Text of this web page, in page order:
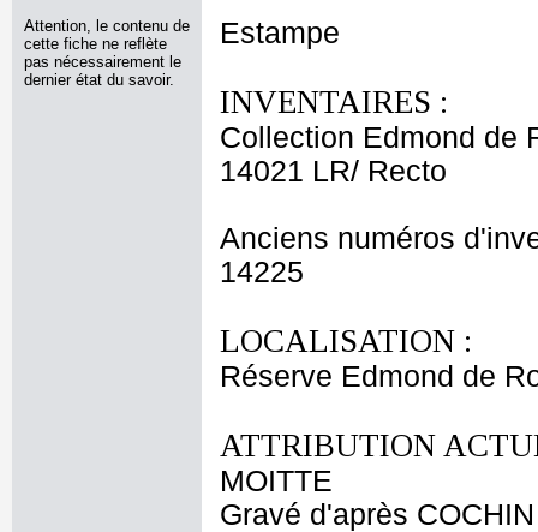
Attention, le contenu de
cette fiche ne reflète
pas nécessairement le
dernier état du savoir.
Estampe
INVENTAIRES :
Collection Edmond de
14021 LR/ Recto
Anciens numéros
14225
LOCALISATION :
Réserve Edmond de
ATTRIBUTION
MOITTE
Gravé d'après